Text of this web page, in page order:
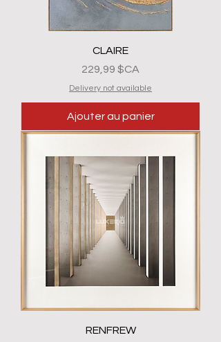
CLAIRE
Prix
229,99 $CA
Delivery not available
Ajouter au panier
RENFREW